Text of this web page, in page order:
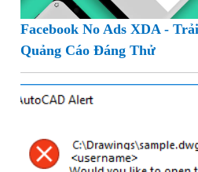
Facebook No Ads XDA -
Quảng Cáo Đáng Thử